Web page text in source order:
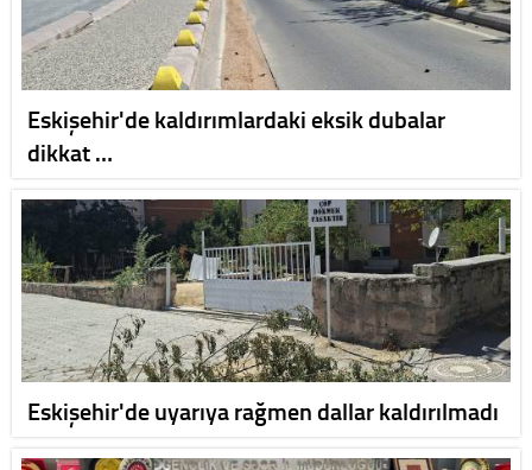
Eskişehir'de kaldırımlardaki eksik dubalar
dikkat …
Eskişehir'de uyarıya rağmen dallar kaldırılmadı